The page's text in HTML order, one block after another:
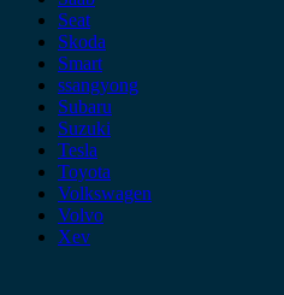
Seat
Skoda
Smart
ssangyong
Subaru
Suzuki
Tesla
Toyota
Volkswagen
Volvo
Xev